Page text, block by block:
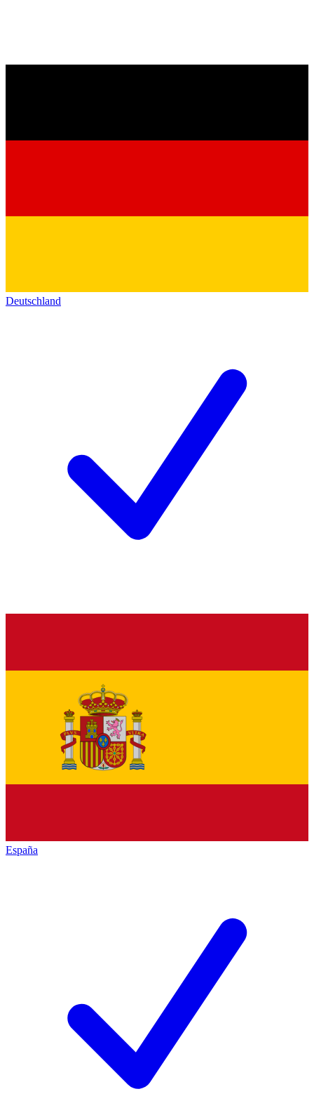
Deutschland
España